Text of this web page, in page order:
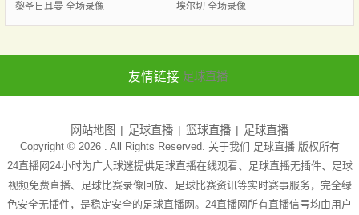
黎圣日耳曼 全场录像
埃尔切 全场录像
友情链接 足球直播
网站地图 足球直播 篮球直播 足球直播
Copyright © 2026 . All Rights Reserved. 关于我们 足球直播版权所有
24直播网24小时为广大球迷提供足球直播在线观看、足球直播无插件、足球
视频免费直播、足球比赛录像回放、足球比赛资讯等实时赛事服务，完全绿
色安全无插件，是稳定安全的足球直播网。24直播网所有直播信号均由用户